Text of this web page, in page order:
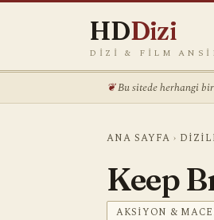
HDDizi
DIZI & FILM
Bu sitede herhangi
ANA SAYFA ›
Keep
AKSIYON &